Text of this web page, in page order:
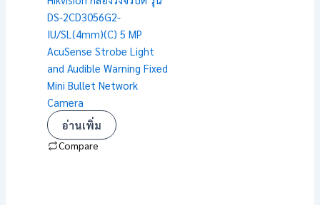
DS-2CD3056G2-
IU/SL(4mm)(C) 5 MP
AcuSense Strobe Light
and Audible Warning Fixed
Mini Bullet Network
Camera
อ่านเพิ่ม
Compare